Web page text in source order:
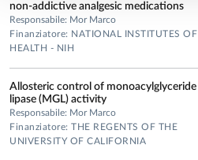
non-addictive analgesic medications
Responsabile: Mor Marco
Finanziatore: NATIONAL INSTITUTES OF
HEALTH - NIH
Allosteric control of monoacylglyceride
lipase (MGL) activity
Responsabile: Mor Marco
Finanziatore: THE REGENTS OF THE
UNIVERSITY OF CALIFORNIA